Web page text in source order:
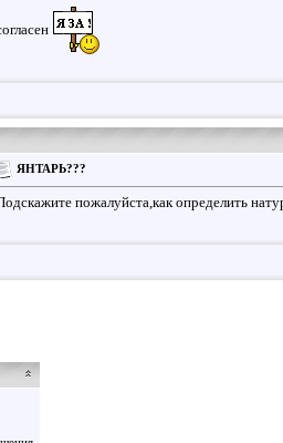
ЯНТАРЬ???
пожалуйста,как определить